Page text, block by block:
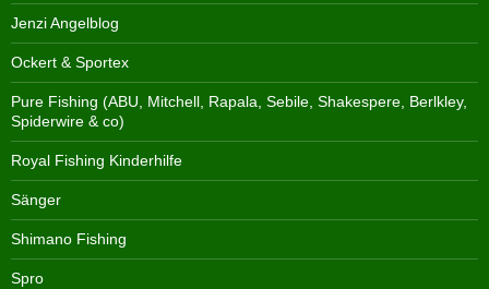
Jenzi Angelblog
Ockert & Sportex
Pure Fishing (ABU, Mitchell, Rapala, Sebile, Shakespere, Berlkley,
Spiderwire & co)
Royal Fishing Kinderhilfe
Sänger
Shimano Fishing
Spro